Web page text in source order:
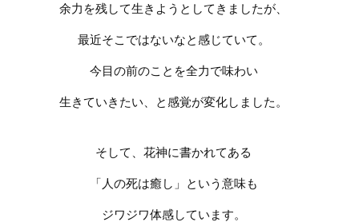
余力を残して生きようとしてきましたが、
最近そこではないなと感じていて。
今目の前のことを全力で味わい
生きていきたい、と感覚が変化しました。
そして、花神に書かれてある
「人の死は癒し」という意味も
ジワジワ体感しています。